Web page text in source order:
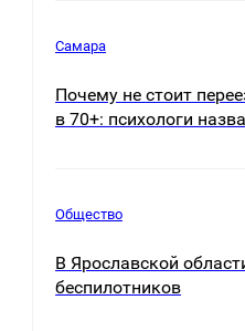
Самара
Почему не стоит
в 70+: психологи
Общество
В Ярославской
беспилотников